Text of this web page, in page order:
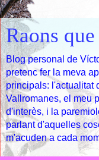
Raons
Blog personal de
pretenc fer la meva
principals: l'actualitat
Vallromanes, el meu
d'interès, i la
parlant d'aquelles
m'acuden a cada